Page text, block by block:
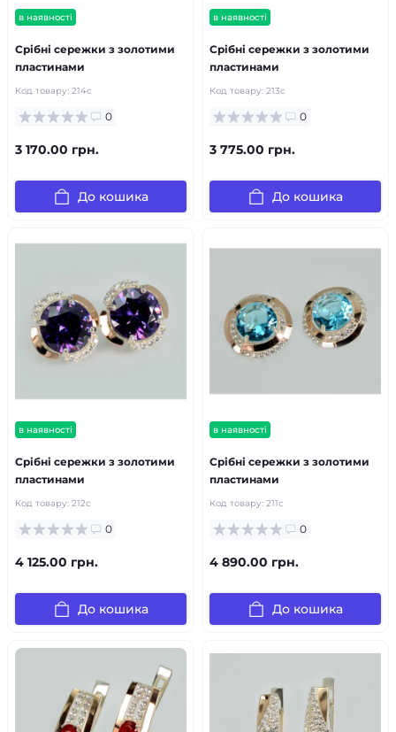
в наявності
Срібні сережки з золотими
пластинами
Код товару: 214с
0
3 170.00 грн.
До кошика
в наявності
Срібні сережки з золотими
пластинами
Код товару: 213с
0
3 775.00 грн.
До кошика
в наявності
Срібні сережки з золотими
пластинами
Код товару: 212с
0
4 125.00 грн.
До кошика
в наявності
Срібні сережки з золотими
пластинами
Код товару: 211с
0
4 890.00 грн.
До кошика